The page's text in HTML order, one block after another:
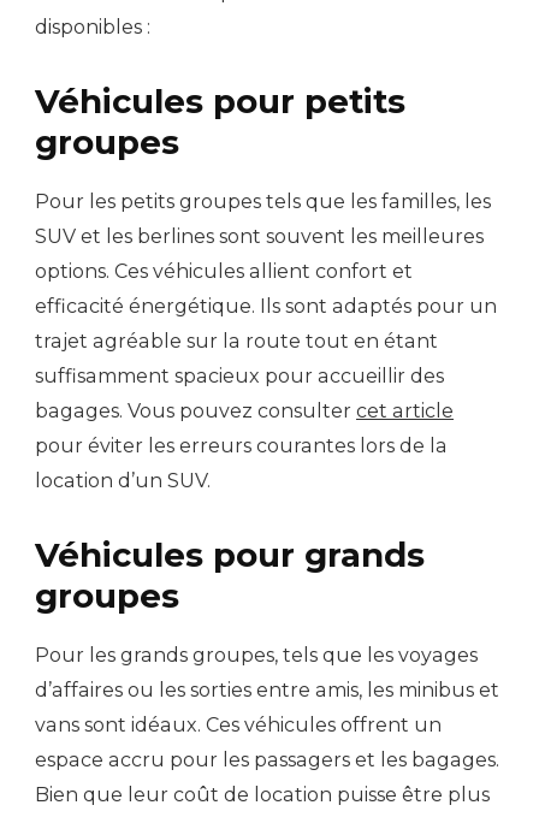
disponibles :
Véhicules pour petits
groupes
Pour les petits groupes tels que les familles, les
SUV et les berlines sont souvent les meilleures
options. Ces véhicules allient confort et
efficacité énergétique. Ils sont adaptés pour un
trajet agréable sur la route tout en étant
suffisamment spacieux pour accueillir des
bagages. Vous pouvez consulter cet article
pour éviter les erreurs courantes lors de la
location d’un SUV.
Véhicules pour grands
groupes
Pour les grands groupes, tels que les voyages
d’affaires ou les sorties entre amis, les minibus et
vans sont idéaux. Ces véhicules offrent un
espace accru pour les passagers et les bagages.
Bien que leur coût de location puisse être plus